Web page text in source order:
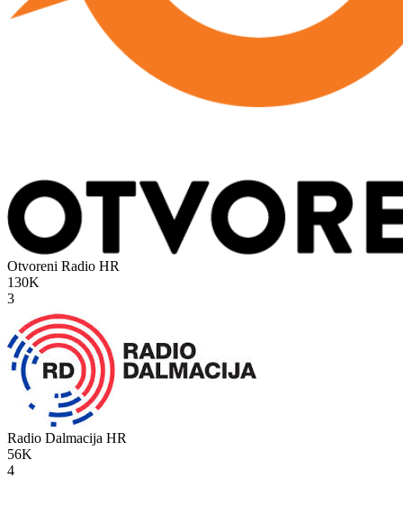
Otvoreni Radio HR
130K
3
Radio Dalmacija HR
56K
4